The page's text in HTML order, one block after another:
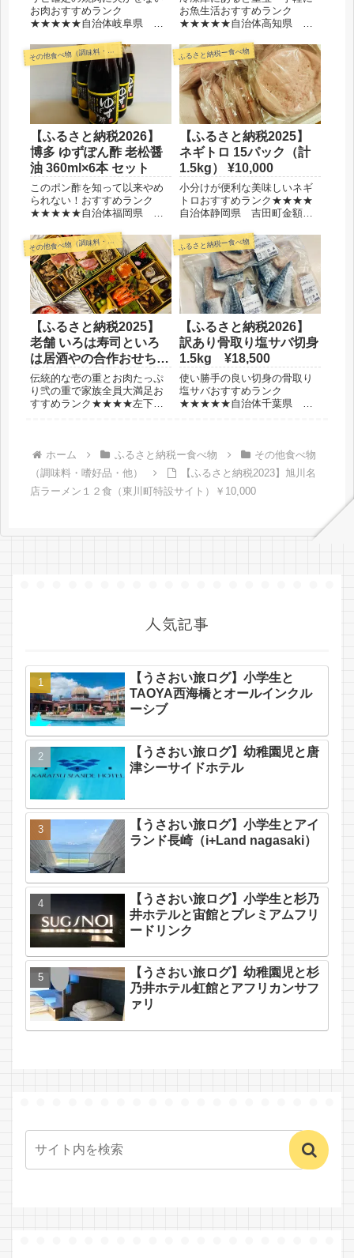
お肉おすすめランク
★★★★★自治体岐阜県 本
味期限1ヶ月ほど選んだ理由大
容量でコスパがいいから飛騨
牛が美味しそうだから◆レビ
ュー今まではすき焼き用のお
肉をいただいていたけれど、
我が家...
お魚生活おすすめランク
★★★★★自治体高知県 須
品 小分けで嵩張らない消費
期限冷凍で30日(解凍後は冷蔵
で4日)選んだ理由小分けで使
い勝手が良さそうだからしら
すを常備したいから◆レビ
ュ...
そ の他食べ物（調味料・嗜好品・他）
【ふるさと納税2026】
博多 ゆずぽん酢 老松醤
油 360ml×6本 セット
このポン酢を知って以来やめ
られない！おすすめランク
★★★★★自治体福岡県 朝
考価格公式サイト360ml 530円
(税込572円) 選んだ理由この
ポン酢が大好きだから◆レビ
ュー以前スーパーで見かけて
購入して以来...
ふるさと納税ー食べ物
【ふるさと納税2025】
ネギトロ 15パック（計
1.5kg） ¥10,000
小分けが便利な美味しいネギ
トロおすすめランク★★★★
自治体静岡県 吉田町金額
さ張る選んだ理由ネギトロが
好きだから小分けが便利だか
ら大容量でコスパがいいから
◆レビューネギトロ大好きマ
ンなので大容量でコスパが良
く...
そ の他食べ物（調味料・嗜好品・他）
【ふるさと納税2025】
老舗 いろは寿司といろ
は居酒やの合作おせち
「辰」 ¥28,000
伝統的な壱の重とお肉たっぷ
り弐の重で家族全員大満足お
すすめランク★★★★左下の
肉料理もあっていいじゃん◆
レビュー明けましておめでと
うございます。2026年の初...
ふるさと納税ー食べ物
【ふるさと納税2026】
訳あり骨取り塩サバ切身
1.5kg ¥18,500
使い勝手の良い切身の骨取り
塩サバおすすめランク
★★★★★自治体千葉県 南
取りサバが欲しかったから◆
レビュー今まで骨つきの塩サ
バをいただいていたけれど私
はつい...
ホーム ふるさと納税ー食べ物
その他食べ物
（調味料・嗜好品・他）
【ふるさと納税2023】旭川名
店ラーメン１２食（東川町特設サイト）￥10,000
人気記事
【うさおい旅ログ】小学生と
TAOYA西海橋とオールインクル
ーシブ
【うさおい旅ログ】幼稚園児と唐
津シーサイドホテル
【うさおい旅ログ】小学生とアイ
ランド長崎（i+Land nagasaki）
【うさおい旅ログ】小学生と杉乃
井ホテルと宙館とプレミアムフリ
ードリンク
【うさおい旅ログ】幼稚園児と杉
乃井ホテル虹館とアフリカンサフ
ァリ